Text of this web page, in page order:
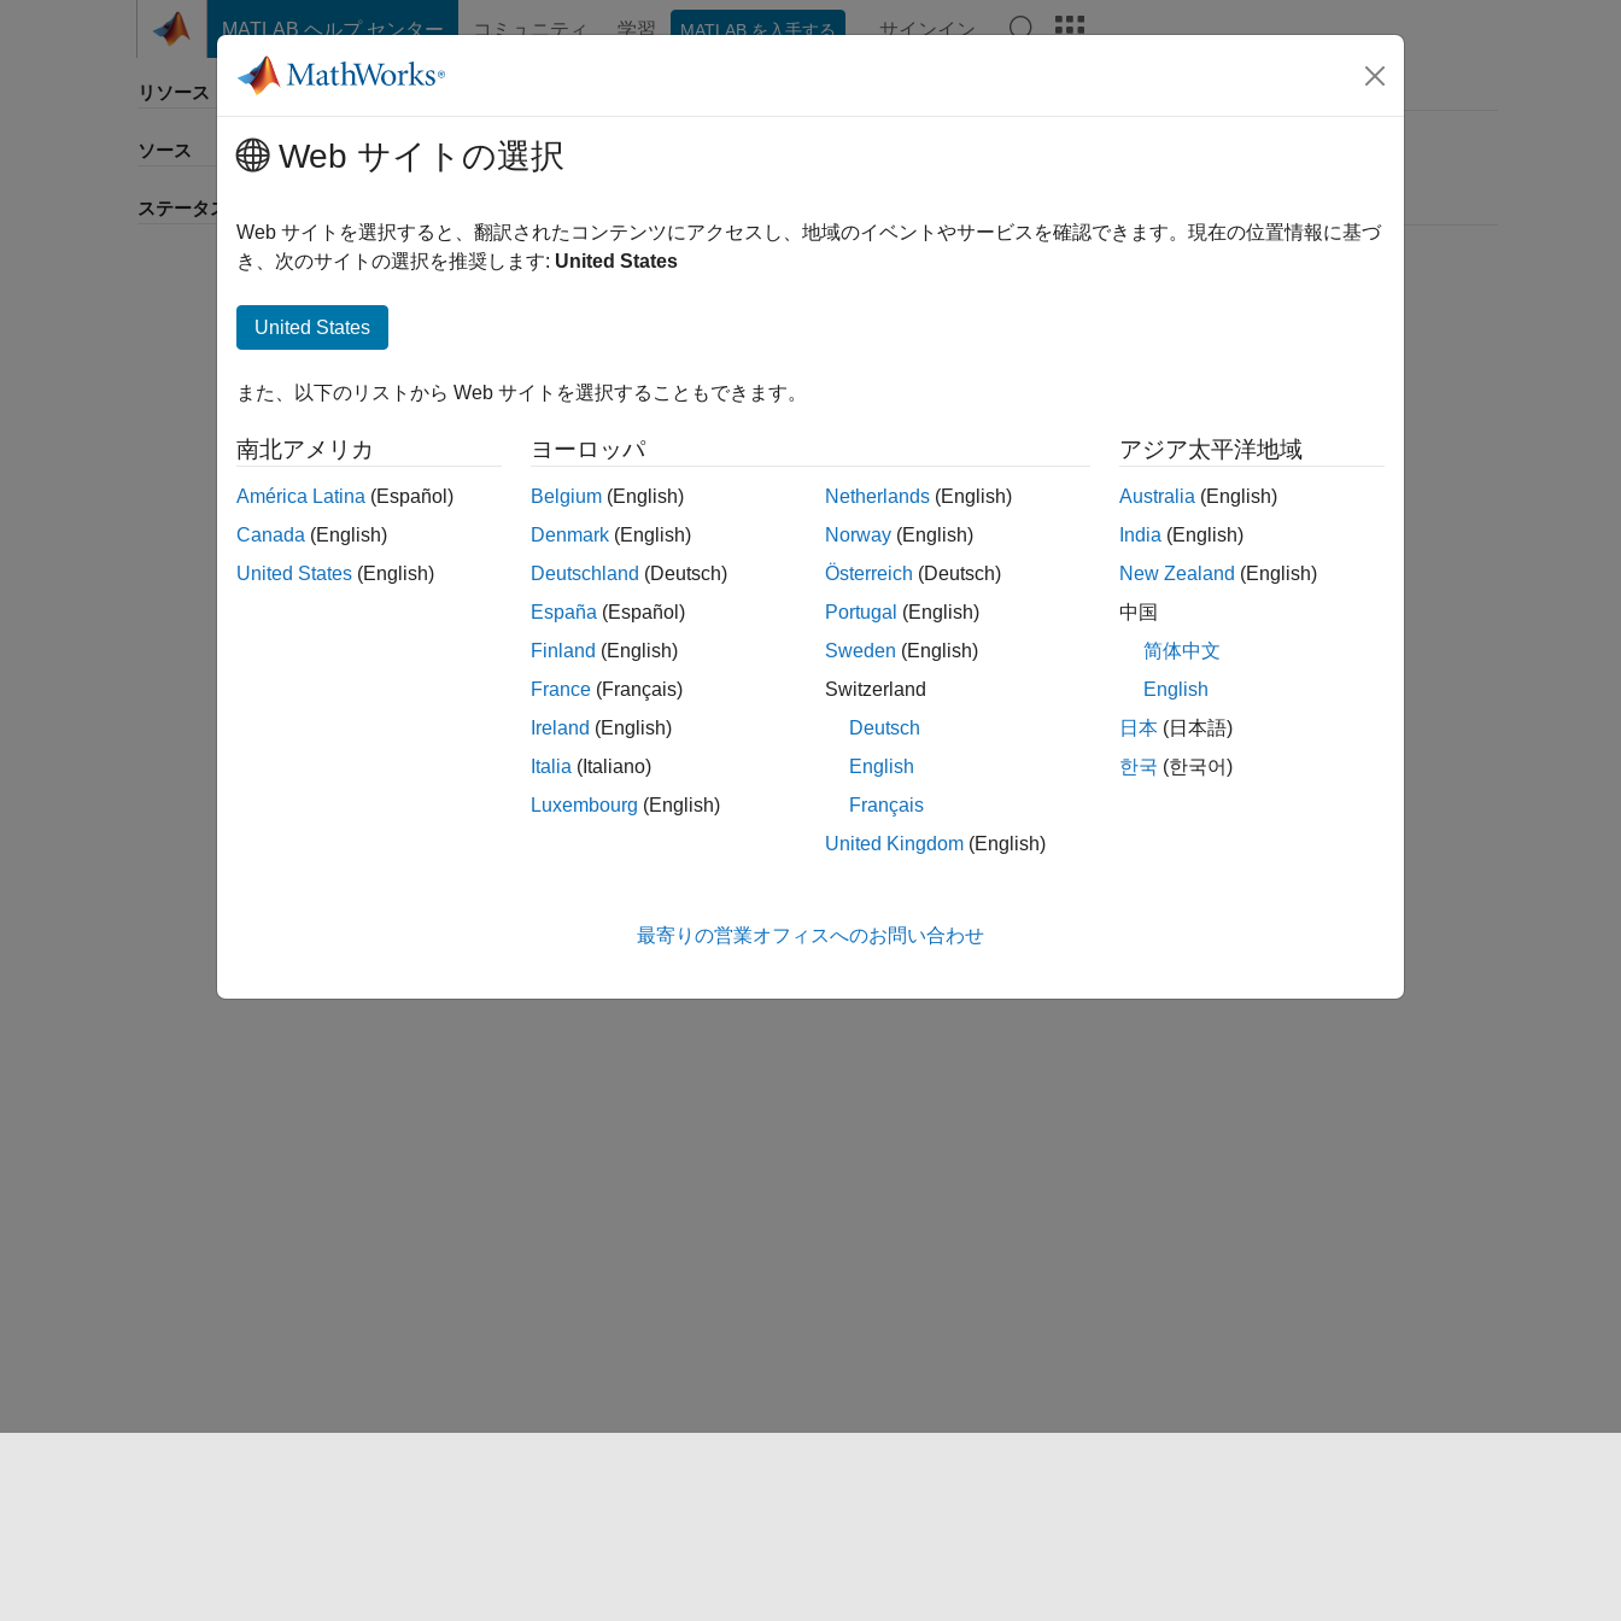
コンテンツへスキップ
MATLAB ヘルプ センター コミュニティ 学習 MATLAB を入手する サインイン
リソース
ソース
ステータス
並べ替え
Web サイトの選択
Web サイトを選択すると、翻訳されたコンテンツにアクセスし、地域のイベントやサービスを確認できます。現在の位置情報に基づ
き、次のサイトの選択を推奨します: United States
United States
また、以下のリストから Web サイトを選択することもできます。
南北アメリカ
América Latina (Español)
Canada (English)
United States (English)
ヨーロッパ
Belgium (English)
Denmark (English)
Deutschland (Deutsch)
España (Español)
Finland (English)
France (Français)
Ireland (English)
Italia (Italiano)
Luxembourg (English)
Netherlands (English)
Norway (English)
Österreich (Deutsch)
Portugal (English)
Sweden (English)
Switzerland
Deutsch
English
Français
United Kingdom (English)
アジア太平洋地域
Australia (English)
India (English)
New Zealand (English)
中国
简体中文
English
日本 (日本語)
한국 (한국어)
最寄りの営業オフィスへのお問い合わせ